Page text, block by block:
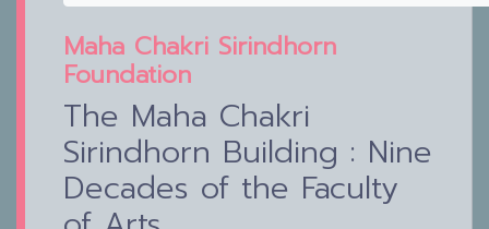
Maha Chakri Sirindhorn
Foundation
The Maha Chakri
Sirindhorn Building : Nine
Decades of the Faculty